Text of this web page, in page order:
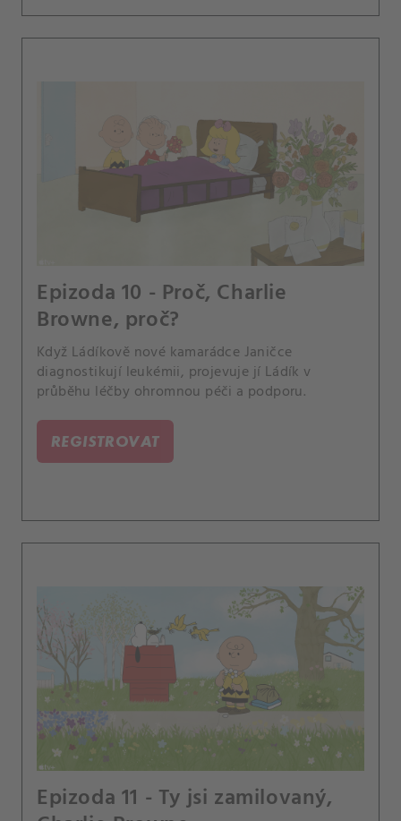
Epizoda 10 - Proč, Charlie
Browne, proč?
Když Ládíkově nové kamarádce Janičce
diagnostikují leukémii, projevuje jí Ládík v
průběhu léčby ohromnou péči a podporu.
REGISTROVAT
Epizoda 11 - Ty jsi zamilovaný,